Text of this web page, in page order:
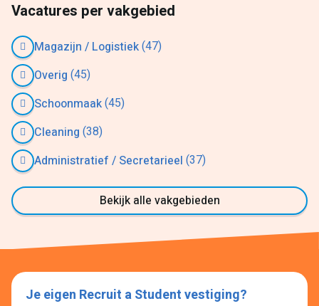
Vacatures per vakgebied
Magazijn / Logistiek(47)
Overig (45)
Schoonmaak(45)
Cleaning (38)
Administratief / Secretarieel (37)
Bekijk alle vakgebieden
Je eigen Recruit a Student vestiging?